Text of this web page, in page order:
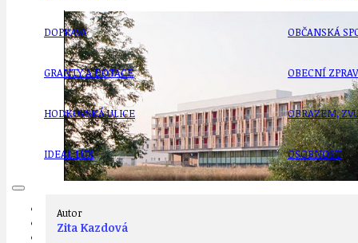
DOPRAVA
GRANTY A DOTACE
HODKOVSKÁ ULICE
IDEAL LUX
OBČANSKÁ
OBECNÍ
OBRAZEM,
OSOBNOST
PRAHA UDRŽITELNÁ
OBČANSKÁ SPOLEČNOST
Autor
Zita Kazdová